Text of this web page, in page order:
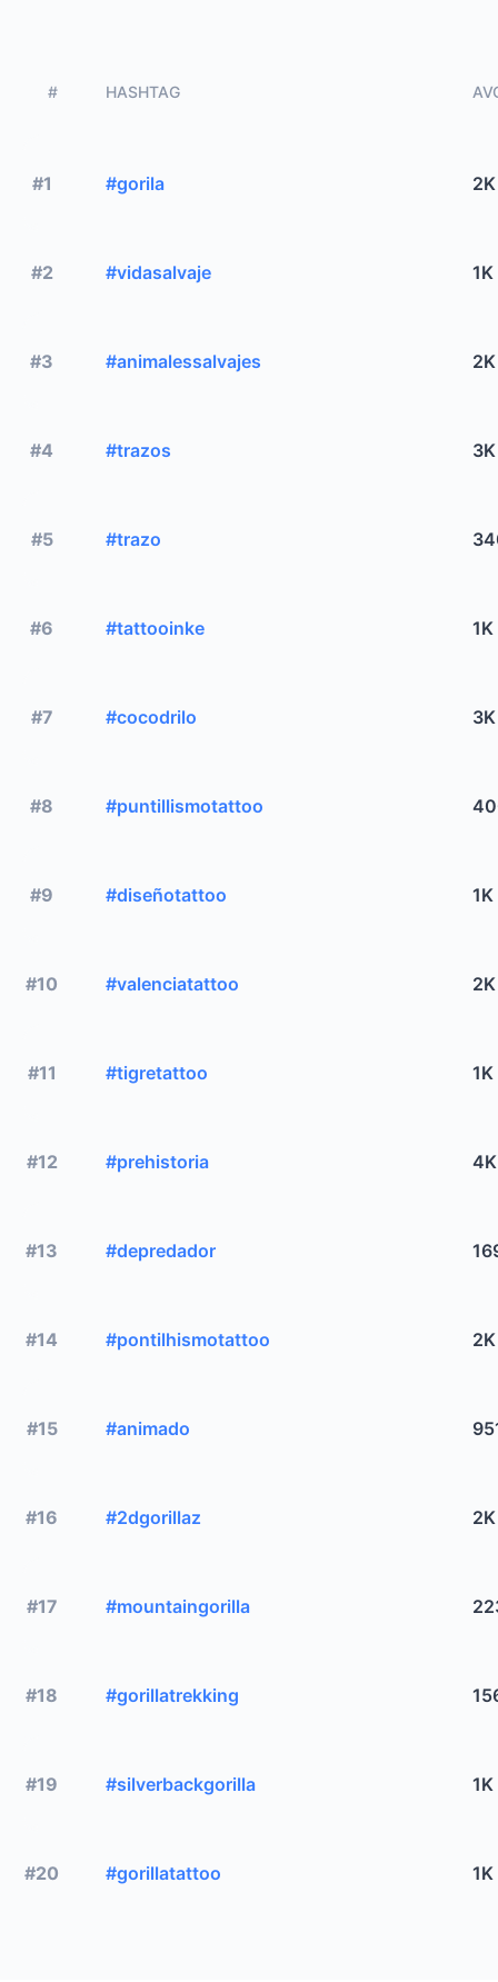
# HASHTAG
#1 #gorila 2K
#2 #vidasalvaje 1K
#3 #animalessalvajes 2K
#4 #trazos 3K
#5 #trazo
#6 #tattooinke 1K
#7 #cocodrilo 3K
#8 #puntillismotattoo
#9 #diseñotattoo 1K
#10 #valenciatattoo 2K
#11 #tigretattoo 1K
#12 #prehistoria 4K
#13 #depredador
#14 #pontilhismotattoo 2K
#15 #animado
#16 #2dgorillaz 2K
#17 #mountaingorilla
#18 #gorillatrekking
#19 #silverbackgorilla 1K
#20 #gorillatattoo 1K